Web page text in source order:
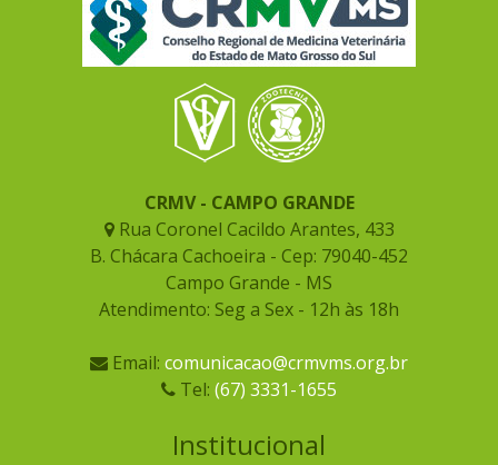
CRMV - CAMPO GRANDE
Rua Coronel Cacildo Arantes, 433
B. Chácara Cachoeira - Cep: 79040-452
Campo Grande - MS
Atendimento: Seg a Sex - 12h às 18h
Email: comunicacao@crmvms.org.br
Tel: (67) 3331-1655
Institucional